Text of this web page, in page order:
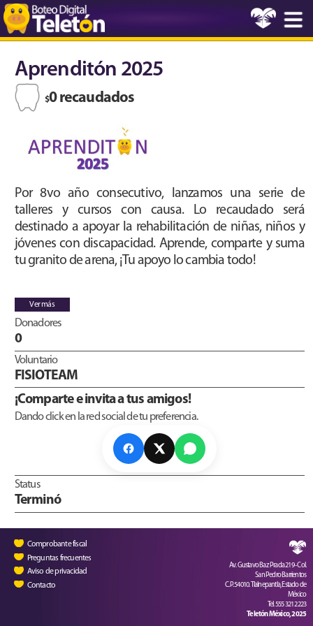
Aprenditón 2025
$0 recaudados
Por 8vo año consecutivo, lanzamos una serie de
talleres y cursos con causa. Lo recaudado será
destinado a apoyar la rehabilitación de niñas, niños y
jóvenes con discapacidad. Aprende, comparte y suma
tu granito de arena, ¡Tu apoyo lo cambia todo!
Ver más
Donadores
0
Voluntario
FISIOTEAM
¡Comparte e invita a tus amigos!
Dando click en la red social de tu preferencia.
Status
Terminó
Comprobante fiscal
Preguntas frecuentes
Aviso de privacidad
Contacto
Av. Gustavo Baz Prada 219 - Col.
San Pedro Barrientos
C.P. 54010. Tlalnepantla, Estado de
México
Tel. 555 321 2223
Teletón México, 2025